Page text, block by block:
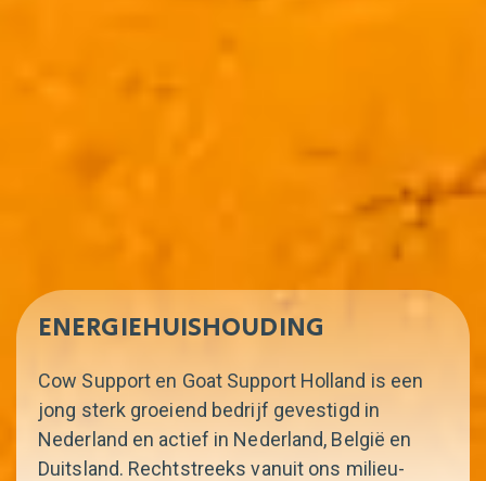
ENERGIEHUISHOUDING
Cow Support en Goat Support Holland is een
jong sterk groeiend bedrijf gevestigd in
Nederland en actief in Nederland, België en
Duitsland. Rechtstreeks vanuit ons milieu-